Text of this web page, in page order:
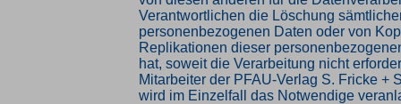
Verantwortlichen die Löschung
personenbezogenen Daten oder von
Replikationen dieser
hat, soweit die Verarbeitung nicht
Mitarbeiter der PFAU-Verlag S. Fricke +
wird im Einzelfall das Notwendige